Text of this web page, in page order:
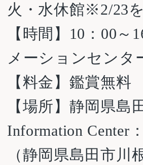
火・水休館※2/23
【時間】10：00
メーションセンタ
【料金】鑑賞無料
【場所】静岡県島
Information Center
（静岡県島田市川